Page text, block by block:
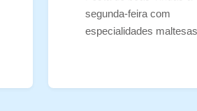
segunda-feira com
especialidades maltesas